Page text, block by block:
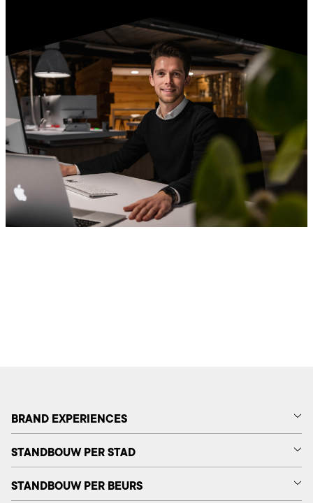
BRAND EXPERIENCES
STANDBOUW PER STAD
STANDBOUW PER BEURS